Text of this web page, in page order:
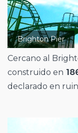
Brighton Pier
Cercano al
construido en
declarado en